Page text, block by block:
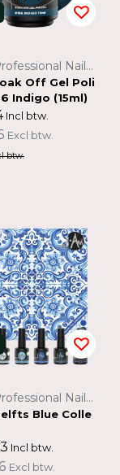
I.Am Professional Nail Systems
Off Gel Poli
Indigo (15ml)
Incl btw.
Excl btw.
btw.
I.Am Professional Nail Systems
Blue Colle
Incl btw.
Excl btw.